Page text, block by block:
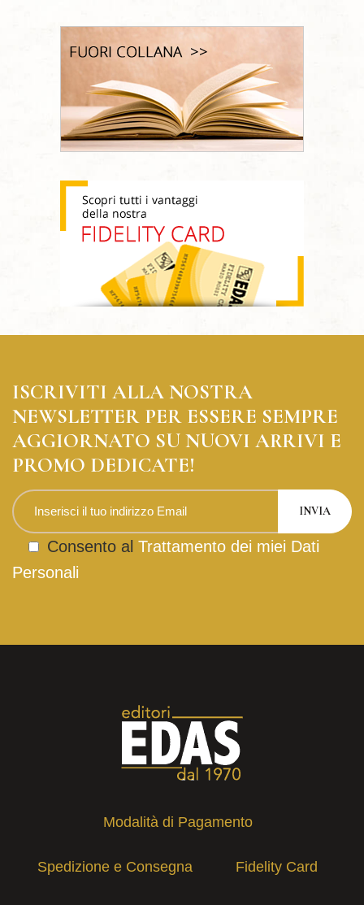
ISCRIVITI ALLA NOSTRA
NEWSLETTER PER ESSERE SEMPRE
AGGIORNATO SU NUOVI ARRIVI E
PROMO DEDICATE!
Consento al Trattamento dei miei Dati
Personali
Modalità di Pagamento
Spedizione e Consegna Fidelity Card